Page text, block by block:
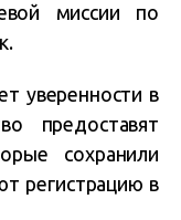
миссии по
уверенности в
предоставят
сохранили
регистрацию в